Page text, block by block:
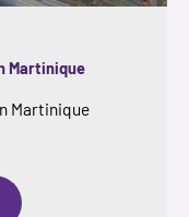
Martinique
Martinique